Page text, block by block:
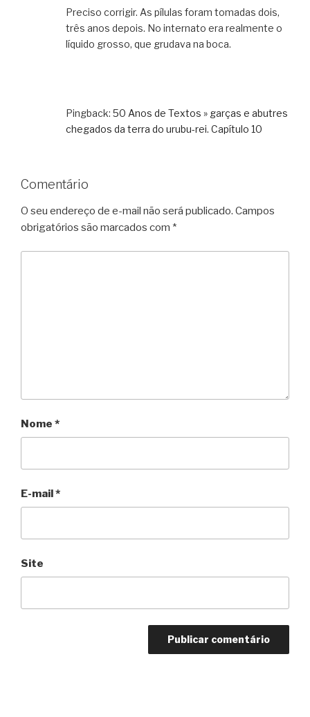
Preciso corrigir. As pílulas foram tomadas dois,
três anos depois. No internato era realmente o
líquido grosso, que grudava na boca.
Pingback: 50 Anos de Textos » garças e abutres
chegados da terra do urubu-rei. Capítulo 10
Comentário
O seu endereço de e-mail não será publicado. Campos
obrigatórios são marcados com *
Nome *
E-mail*
Site